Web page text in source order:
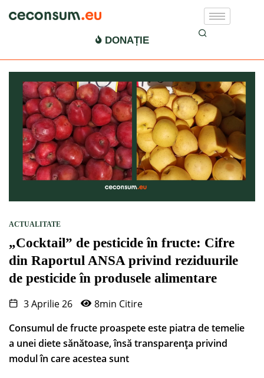
Pesticide in fructe
DONAȚIE
ACTUALITATE
„Cocktail” de pesticide în fructe: Cifre
din Raportul ANSA privind reziduurile
de pesticide în produsele alimentare
3 Aprilie 26
8min Citire
Consumul de fructe proaspete este piatra de temelie
a unei diete sănătoase, însă transparența privind
modul în care acestea sunt